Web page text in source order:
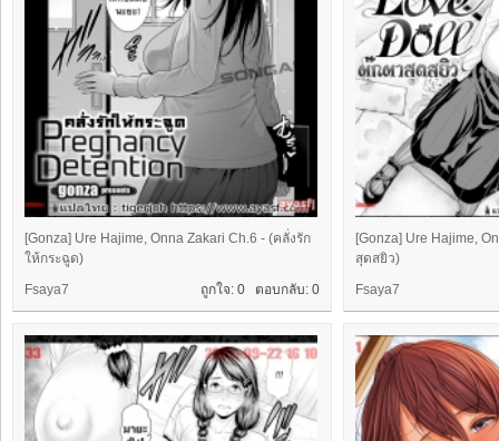
[Gonza] Ure Hajime, Onna Zakari Ch.6 - (คลั่งรัก
ให้กระฉูด)
ถูกใจ: 0 ตอบกลับ: 0
Fsaya7
[Gonza] Ure Hajime,
สุดสยิว)
Fsaya7